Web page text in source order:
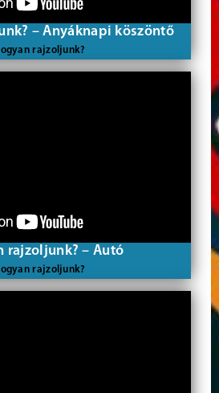
– Anyáknapi köszöntő
rajzoljunk?
rajzoljunk? – Autó
rajzoljunk?